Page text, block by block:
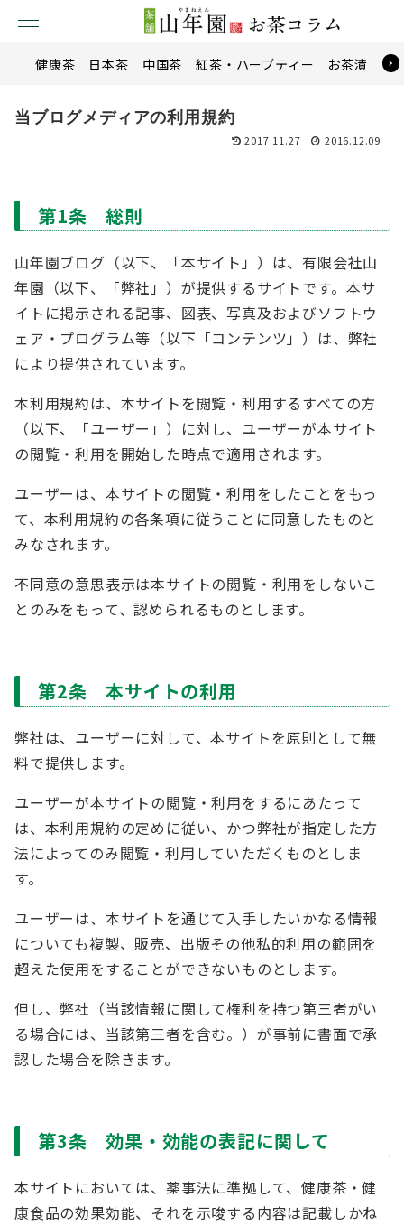
健康茶 日本茶 中国茶 紅茶・ハーブティー お茶漬け
当ブログメディアの利用規約
2017.11.27 2016.12.09
第1条 総則
山年園ブログ（以下、「本サイト」）は、有限会社山
年園（以下、「弊社」）が提供するサイトです。本サ
イトに掲示される記事、図表、写真及およびソフトウ
ェア・プログラム等（以下「コンテンツ」）は、弊社
により提供されています。
本利用規約は、本サイトを閲覧・利用するすべての方
（以下、「ユーザー」）に対し、ユーザーが本サイト
の閲覧・利用を開始した時点で適用されます。
ユーザーは、本サイトの閲覧・利用をしたことをもっ
て、本利用規約の各条項に従うことに同意したものと
みなされます。
不同意の意思表示は本サイトの閲覧・利用をしないこ
とのみをもって、認められるものとします。
第2条 本サイトの利用
弊社は、ユーザーに対して、本サイトを原則として無
料で提供します。
ユーザーが本サイトの閲覧・利用をするにあたって
は、本利用規約の定めに従い、かつ弊社が指定した方
法によってのみ閲覧・利用していただくものとしま
す。
ユーザーは、本サイトを通じて入手したいかなる情報
についても複製、販売、出版その他私的利用の範囲を
超えた使用をすることができないものとします。
但し、弊社（当該情報に関して権利を持つ第三者がい
る場合には、当該第三者を含む。）が事前に書面で承
認した場合を除きます。
第3条 効果・効能の表記に関して
本サイトにおいては、薬事法に準拠して、健康茶・健
康食品の効果効能、それを示唆する内容は記載しかね